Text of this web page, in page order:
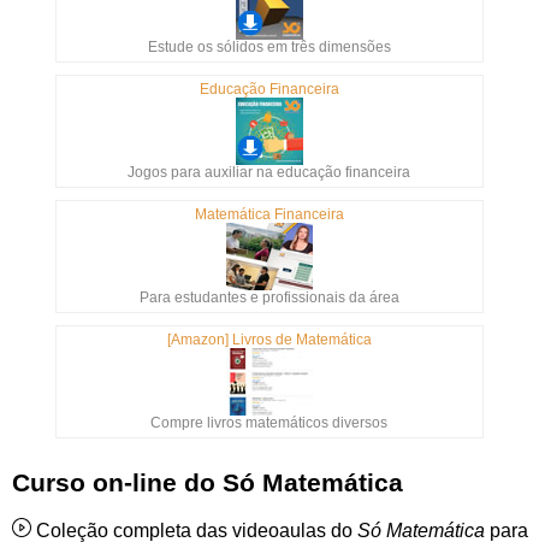
Estude os sólidos em três dimensões
Educação Financeira
Jogos para auxiliar na educação financeira
Matemática Financeira
Para estudantes e profissionais da área
[Amazon] Livros de Matemática
Compre livros matemáticos diversos
Curso on-line do Só Matemática
Coleção completa das videoaulas do Só Matemática para